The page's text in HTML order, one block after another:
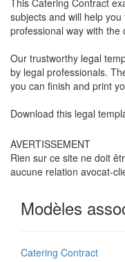
This Catering Contract
subjects and will help
professional way with the
Our trustworthy legal
by legal professionals.
you can finish and print
Download this legal
AVERTISSEMENT
Rien sur ce site ne doit
aucune relation avocat-
Modèles
Catering Contract